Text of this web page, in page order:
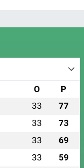
O P
33 77
33 73
33 69
33 59